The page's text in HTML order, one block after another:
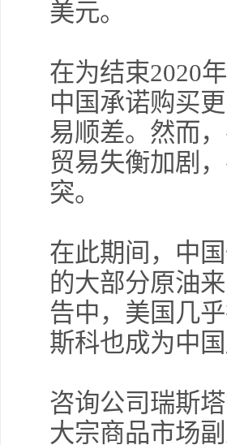
美元。
在为结束2020
中国承诺购买
易顺差。然而
贸易失衡加剧
突。
在此期间，中
的大部分原油
告中，美国几
斯科也成为中
咨询公司瑞斯
大宗商品市场